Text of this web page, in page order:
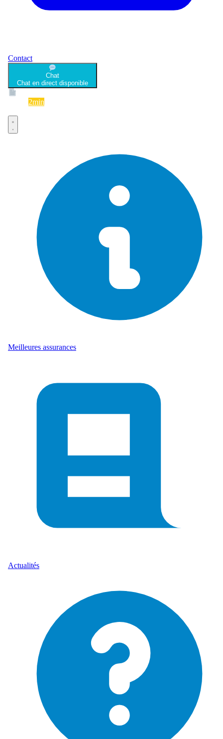
Contact
Chat
Chat en direct disponible
2min
Meilleures assurances
Actualités